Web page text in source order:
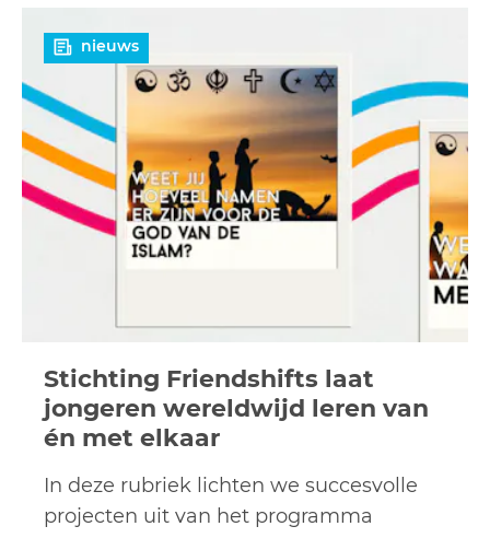
nieuws
Stichting Friendshifts laat
jongeren wereldwijd leren van
én met elkaar
In deze rubriek lichten we succesvolle
projecten uit van het programma
meer